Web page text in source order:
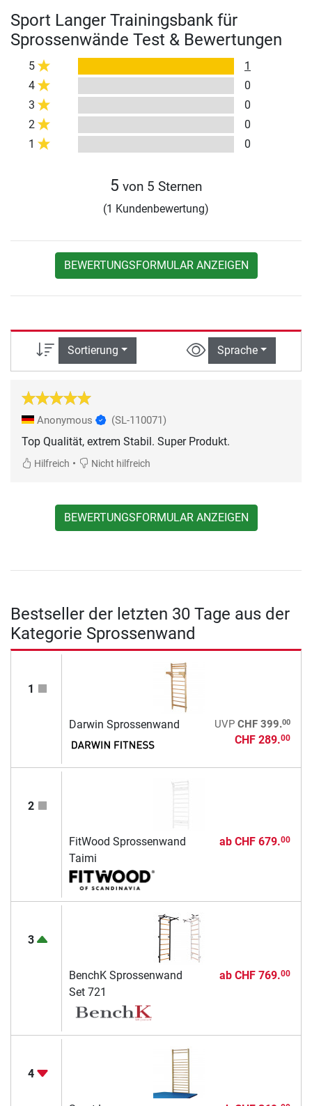
Sport Langer Trainingsbank für
Sprossenwände Test & Bewertungen
5
1
4
0
3
0
2
0
1
0
5 von 5 Sternen
(1 Kundenbewertung)
BEWERTUNGSFORMULAR ANZEIGEN
Sortierung Sprache
Anonymous (SL-110071)
Top Qualität, extrem Stabil. Super Produkt.
Hilfreich • Nicht hilfreich
BEWERTUNGSFORMULAR ANZEIGEN
Bestseller der letzten 30 Tage aus der
Kategorie Sprossenwand
1
Darwin Sprossenwand UVP CHF 399.00
CHF 289.00
2
FitWood Sprossenwand
Taimi
ab CHF 679.00
3
BenchK Sprossenwand
Set 721
ab CHF 769.00
4